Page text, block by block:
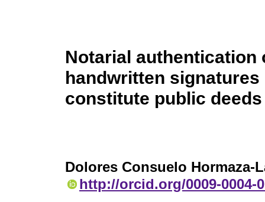
Notarial authentication
handwritten
constitute public
Dolores Consuelo Hormaza-
http://orcid.org/0009-0004-